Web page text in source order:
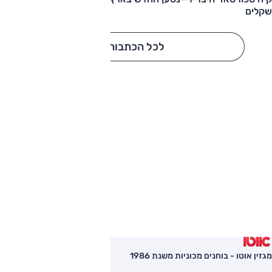
שקלים
לכל הכתבות
מגזין אוטו - בוחנים מכוניות משנת 1986